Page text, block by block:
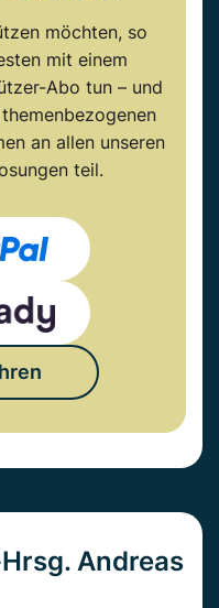
möchten, so
mit einem
Abo tun – und
an allen unseren
teil.
Andreas